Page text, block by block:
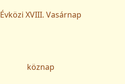
Évközi XVIII. Vasárnap
köznap